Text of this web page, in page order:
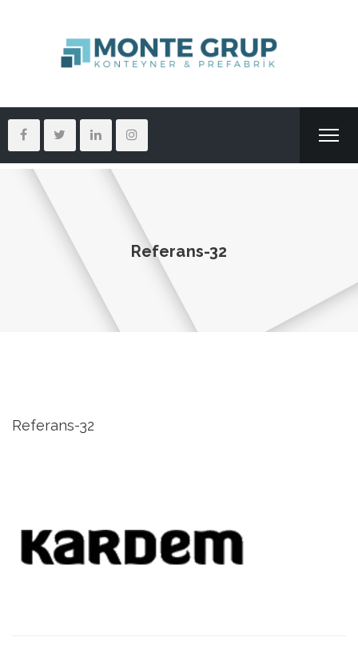
Referans-32
Referans-32